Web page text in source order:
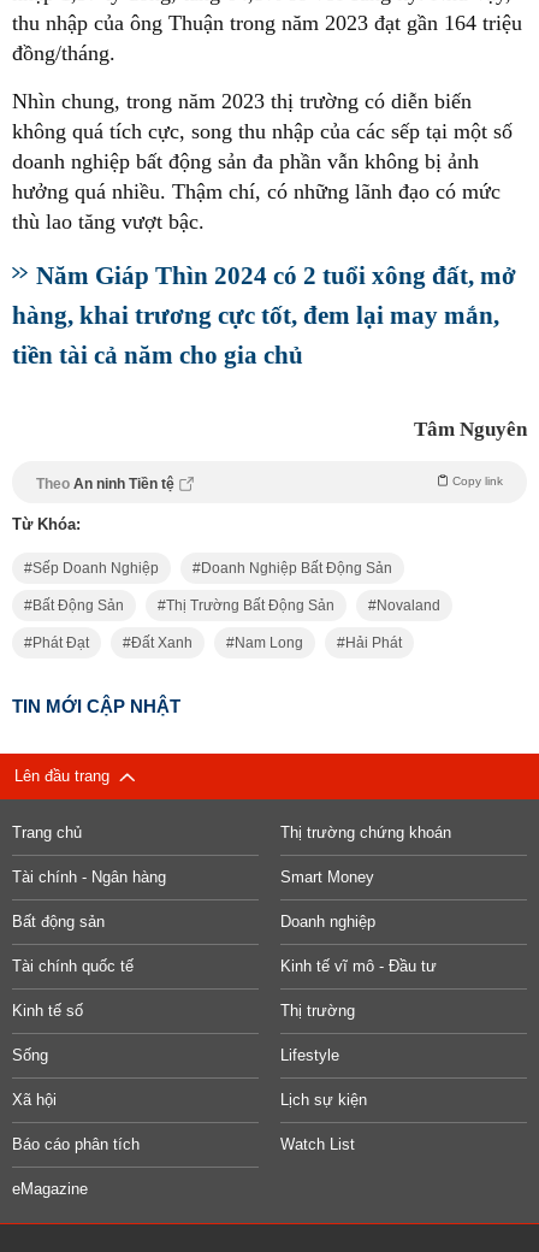
thu nhập của ông Thuận trong năm 2023 đạt gần 164 triệu
đồng/tháng.
Nhìn chung, trong năm 2023 thị trường có diễn biến
không quá tích cực, song thu nhập của các sếp tại một số
doanh nghiệp bất động sản đa phần vẫn không bị ảnh
hưởng quá nhiều. Thậm chí, có những lãnh đạo có mức
thù lao tăng vượt bậc.
Năm Giáp Thìn 2024 có 2 tuổi xông đất, mở
hàng, khai trương cực tốt, đem lại may mắn,
tiền tài cả năm cho gia chủ
Tâm Nguyên
Theo An ninh Tiền tệ Copy link
Từ Khóa:
Sếp Doanh Nghiệp Doanh Nghiệp Bất Động Sản
Bất Động Sản Thị Trường Bất Động Sản Novaland
Phát Đạt Đất Xanh Nam Long Hải Phát
TIN MỚI CẬP NHẬT
Lên đầu trang
Trang chủ Thị trường chứng khoán
Tài chính - Ngân hàng Smart Money
Bất động sản Doanh nghiệp
Tài chính quốc tế Kinh tế vĩ mô - Đầu tư
Kinh tế số Thị trường
Sống Lifestyle
Xã hội Lịch sự kiện
Báo cáo phân tích Watch List
eMagazine